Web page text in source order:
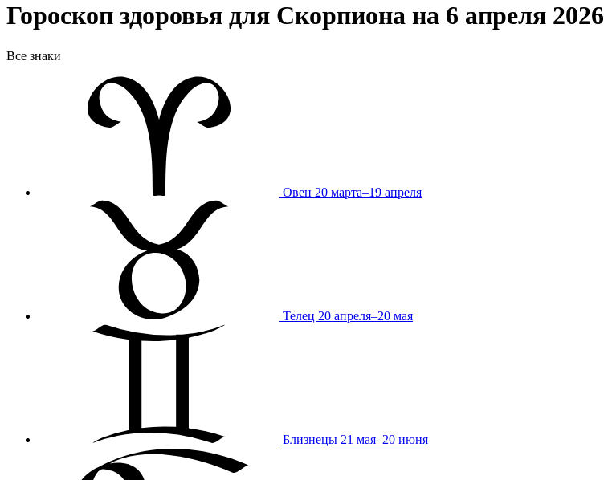
Гороскоп здоровья для Скорпиона на 6 апреля 2026
Все знаки
Овен 20 марта–19 апреля
Телец 20 апреля–20 мая
Близнецы 21 мая–20 июня